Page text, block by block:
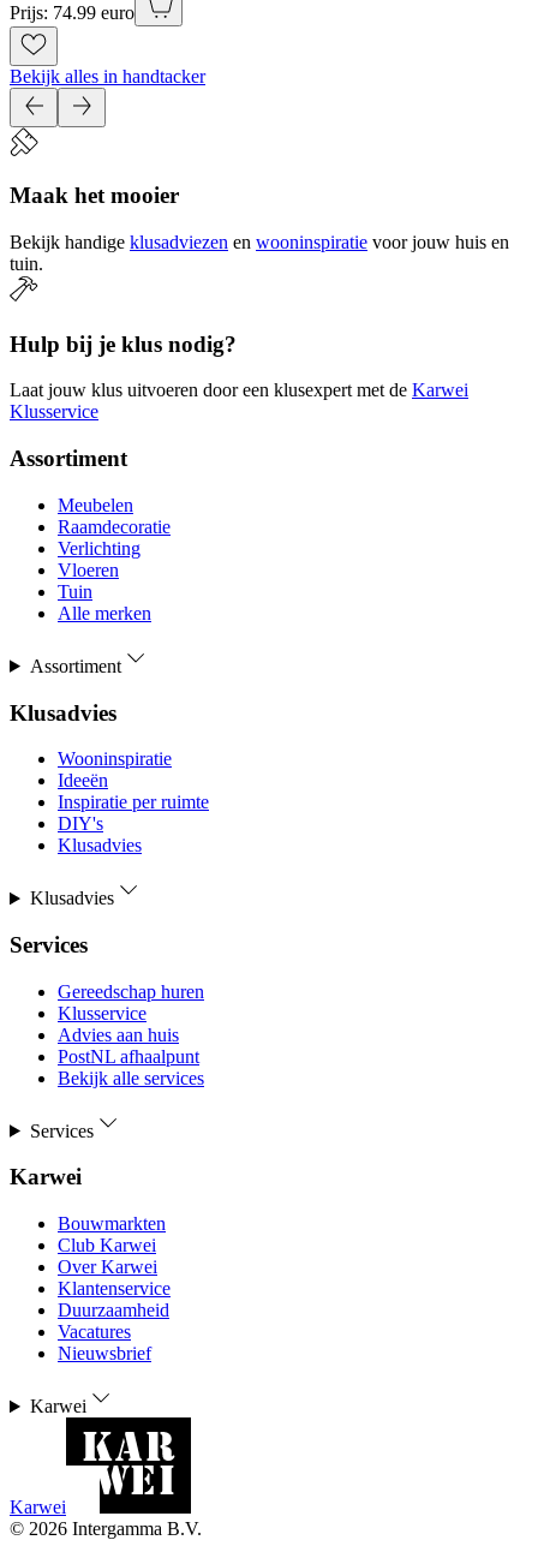
Prijs: 74.99 euro
Bekijk alles in handtacker
Maak het mooier
Bekijk handige klusadviezen en wooninspiratie voor jouw huis en
tuin.
Hulp bij je klus nodig?
Laat jouw klus uitvoeren door een klusexpert met de Karwei
Klusservice
Assortiment
Meubelen
Raamdecoratie
Verlichting
Vloeren
Tuin
Alle merken
Assortiment
Klusadvies
Wooninspiratie
Ideeën
Inspiratie per ruimte
DIY's
Klusadvies
Klusadvies
Services
Gereedschap huren
Klusservice
Advies aan huis
PostNL afhaalpunt
Bekijk alle services
Services
Karwei
Bouwmarkten
Club Karwei
Over Karwei
Klantenservice
Duurzaamheid
Vacatures
Nieuwsbrief
Karwei
Karwei
© 2026 Intergamma B.V.